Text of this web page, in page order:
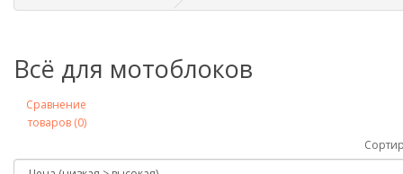
Всё для мотоблоков
Сравнение
товаров (0)